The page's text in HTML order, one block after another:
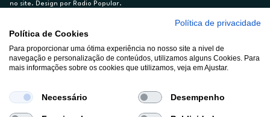
no site. Design por Radio Popular.
Ex. para limite de crédito de €1.500, reembolsado em 12 meses, TAN
14,79%.
Crédito sujeito a aprovação pelo Cetelem, marca BNP Paribas Personal
Finance, S.A., Sucursal em Portugal. Informe-se no 21 721 90 00 (dias
A Rádio Popular – Eletrodomésticos S.A. (Registo BdP848) atua como
intermediário de crédito a título acessório e com exclusividade (registo
BdP 2314.)
Política de privacidade
Política de Cookies
Para proporcionar uma ótima experiência no nosso site a nivel de
navegação e personalização de conteúdos, utilizamos alguns Cookies. Para
mais informações sobre os cookies que utilizamos, veja em Ajustar.
Necessário Desempenho